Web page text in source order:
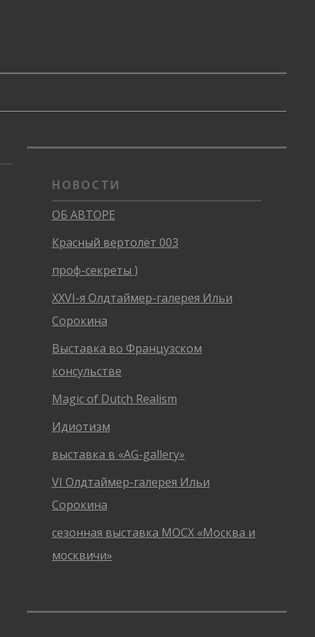
НОВОСТИ
ОБ АВТОРЕ
Красный вертолёт 003
проф-секреты )
XXVI-я Олдтаймер-галерея Ильи
Сорокина
Выставка во Французском
консульстве
Magic of Dutch Realism
Идиотизм
выставка в «AG-gallery»
VI Олдтаймер-галерея Ильи
Сорокина
сезонная выставка МОСХ «Москва и
москвичи»